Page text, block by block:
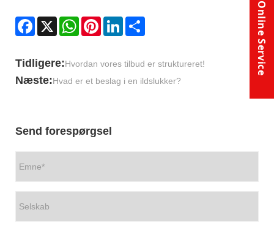
Facebook
X WhatsAppPinterestLinkedIn
Tidligere:Hvordan vores tilbud er struktureret!
Næste:Hvad er et beslag i en ildslukker?
Send forespørgsel
Online Service